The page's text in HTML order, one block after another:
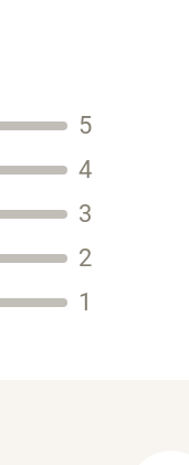
5
4
3
2
1